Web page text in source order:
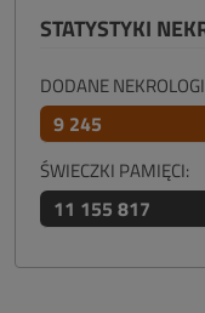
STATYSTYKI
DODANE
9 245
ŚWIECZKI PAMIĘCI:
11 155 817